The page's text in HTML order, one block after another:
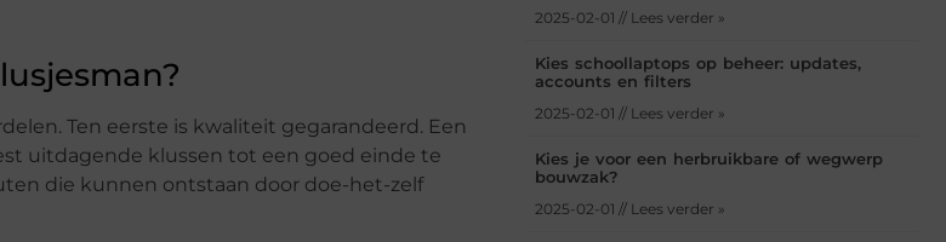
Ten eerste is kwaliteit gegarandeerd. Een
uitdagende klussen tot een goed einde te
die kunnen ontstaan door doe-het-zelf
2025-02-01 // Lees verder »
Kies schoollaptops op beheer: updates,
accounts en filters
2025-02-01 // Lees verder »
Kies je voor een herbruikbare of wegwerp
bouwzak?
2025-02-01 // Lees verder »